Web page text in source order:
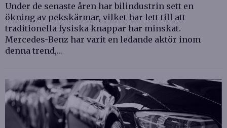
Under de senaste åren har bilindustrin sett en
ökning av pekskärmar, vilket har lett till att
traditionella fysiska knappar har minskat.
Mercedes-Benz har varit en ledande aktör inom
denna trend,…